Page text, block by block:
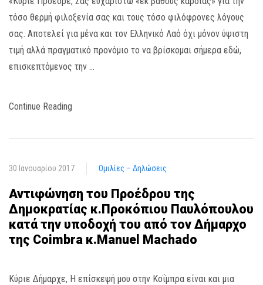
τόσο θερμή φιλοξενία σας και τους τόσο φιλόφρονες λόγους
σας. Αποτελεί για μένα και τον Ελληνικό Λαό όχι μόνον ύψιστη
τιμή αλλά πραγματικό προνόμιο το να βρίσκομαι σήμερα εδώ,
επισκεπτόμενος την …
Continue Reading
30 Ιανουαρίου 2017 Ομιλίες – Δηλώσεις
Αντιφώνηση του Προέδρου της
Δημοκρατίας κ.Προκόπιου Παυλόπουλου
κατά την υποδοχή του από τον Δήμαρχο
της Coimbra κ.Manuel Machado
Κύριε Δήμαρχε, Η επίσκεψή μου στην Κοΐμπρα είναι και μια